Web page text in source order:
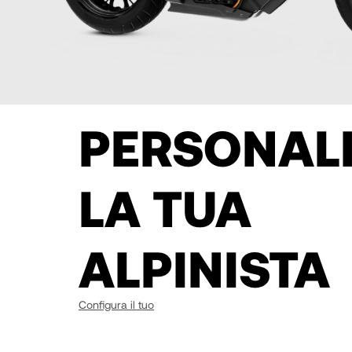
LA TUA
ALPINISTA
Configura il tuo